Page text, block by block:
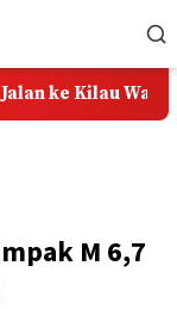
ke Kilau Warna-
M 6,7